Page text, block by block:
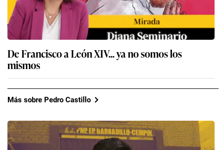
De Francisco a León XIV... ya no somos los
mismos
Más sobre Pedro Castillo